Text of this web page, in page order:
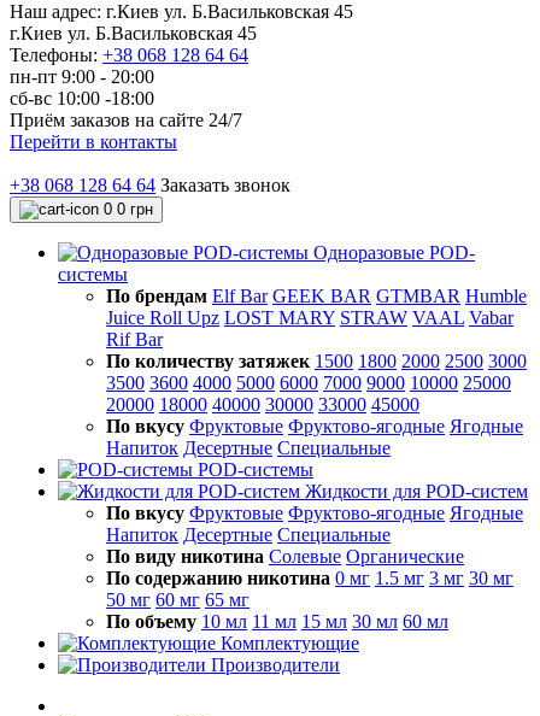
Наш адрес: г.Киев ул. Б.Васильковская 45
г.Киев ул. Б.Васильковская 45
Телефоны: +38 068 128 64 64
пн-пт 9:00 - 20:00
сб-вс 10:00 -18:00
Приём заказов на сайте 24/7
Перейти в контакты
+38 068 128 64 64 Заказать звонок
0 0 грн
Одноразовые POD-
системы
По брендам Elf Bar GEEK BAR GTMBAR Humble
Juice Roll Upz LOST MARY STRAW VAAL Vabar
Rif Bar
По количеству затяжек 1500 1800 2000 2500 3000
3500 3600 4000 5000 6000 7000 9000 10000 25000
20000 18000 40000 30000 33000 45000
По вкусу Фруктовые Фруктово-ягодные Ягодные
Напиток Десертные Специальные
POD-системы
Жидкости для POD-систем
По вкусу Фруктовые Фруктово-ягодные Ягодные
Напиток Десертные Специальные
По виду никотина Солевые Органические
По содержанию никотина 0 мг 1.5 мг 3 мг 30 мг
50 мг 60 мг 65 мг
По объему 10 мл 11 мл 15 мл 30 мл 60 мл
Комплектующие
Производители